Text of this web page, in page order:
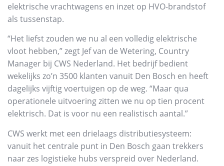
elektrische vrachtwagens en inzet op HVO-brandstof
als tussenstap.
“Het liefst zouden we nu al een volledig elektrische
vloot hebben,” zegt Jef van de Wetering, Country
Manager bij CWS Nederland. Het bedrijf bedient
wekelijks zo’n 3500 klanten vanuit Den Bosch en heeft
dagelijks vijftig voertuigen op de weg. “Maar qua
operationele uitvoering zitten we nu op tien procent
elektrisch. Dat is voor nu een realistisch aantal.”
CWS werkt met een drielaags distributiesysteem:
vanuit het centrale punt in Den Bosch gaan trekkers
naar zes logistieke hubs verspreid over Nederland.